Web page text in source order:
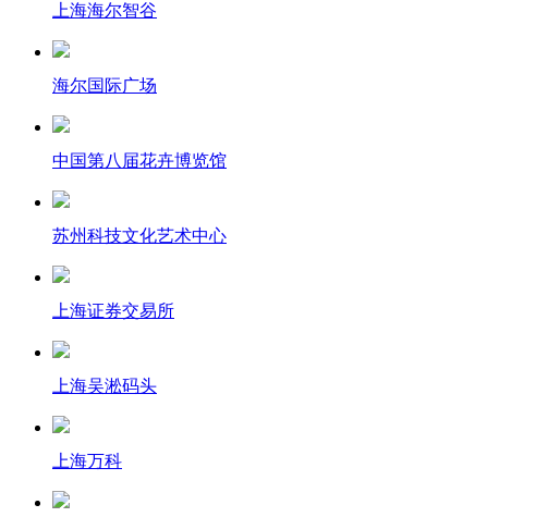
上海海尔智谷
海尔国际广场
中国第八届花卉博览馆
苏州科技文化艺术中心
上海证券交易所
上海吴淞码头
上海万科